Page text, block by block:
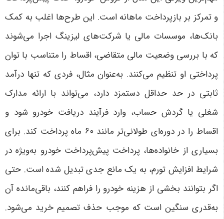
و تمرکز بر بازپرداخت ماهانه است. این طرح‌ها اغلب به کمک
بانک‌ها، موسسات مالی یا شرکت‌های لیزینگ اجرا می‌شوند
که با بررسی وضعیت مالی متقاضی، اقساط را متناسب با توان
پرداختی او تنظیم می‌کنند. به‌عنوان مثال، فردی که تنها درآمد
ثابتی در حد حداقل دستمزد دارد، می‌تواند با ارائه مدارک
شغلی یا گردش حساب، وارد فرآیند دریافت خودرو شود و
اقساط را در دوره‌ای طولانی‌تر مانند ۶۰ ماه پرداخت کند. برای
بسیاری از خانواده‌ها، پرداخت پیش‌پرداخت خودرو به‌ویژه در
شرایط افزایش تورم، به یک مانع جدی تبدیل شده است. حتی
اگر بتوانند بخشی از هزینه خودرو را فراهم کنند، باقی‌مانده آن
به‌قدری سنگین است که موجب حذف تصمیم خرید می‌شود.